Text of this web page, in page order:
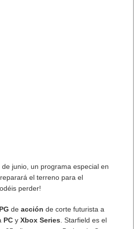
de junio, un programa especial en
el terreno para el
perder!
deacción de corte futurista a
PC yXbox Series . Starfield es el